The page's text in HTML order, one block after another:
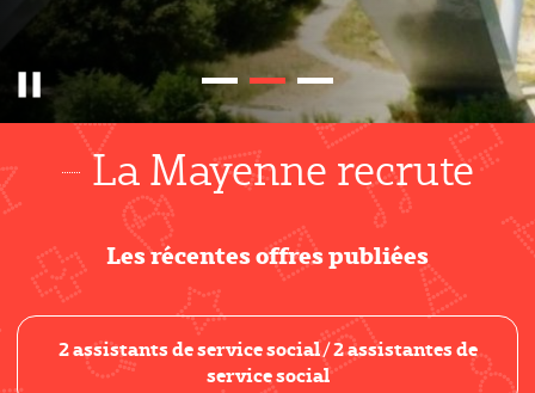
Pause
La Mayenne recrute
Les récentes offres publiées
2 assistants de service social / 2 assistantes de
service social